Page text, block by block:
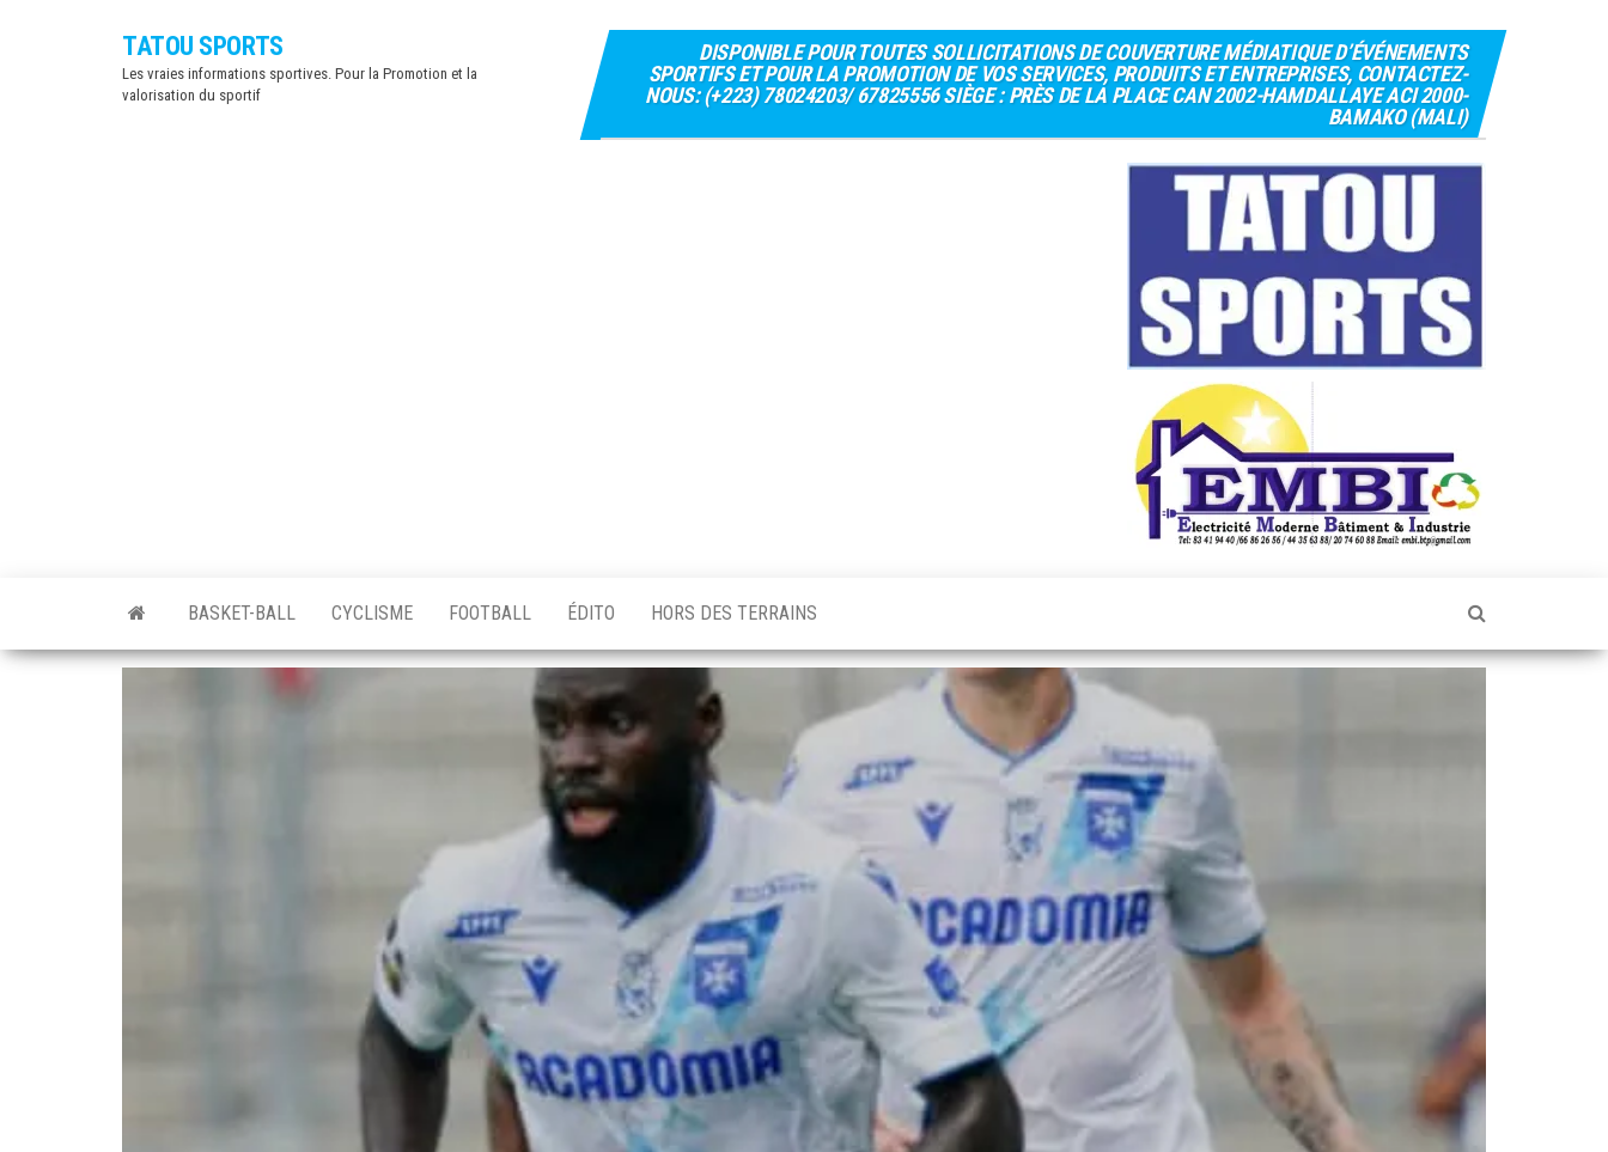
TATOU SPORTS
Les vraies informations sportives. Pour la Promotion et la
valorisation du sportif
DISPONIBLE POUR TOUTES SOLLICITATIONS DE COUVERTURE MÉDIATIQUE D’ÉVÉNEMENTS
SPORTIFS ET POUR LA PROMOTION DE VOS SERVICES, PRODUITS ET ENTREPRISES, CONTACTEZ-
NOUS: (+223) 78024203/ 67825556 SIÈGE : PRÈS DE LA PLACE CAN 2002-HAMDALLAYE ACI 2000-
BAMAKO (MALI)
BASKET-BALL CYCLISME FOOTBALL ÉDITO HORS DES TERRAINS